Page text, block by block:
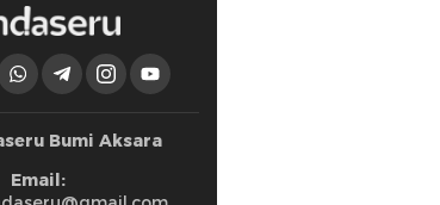
Bumi Aksara
Email: